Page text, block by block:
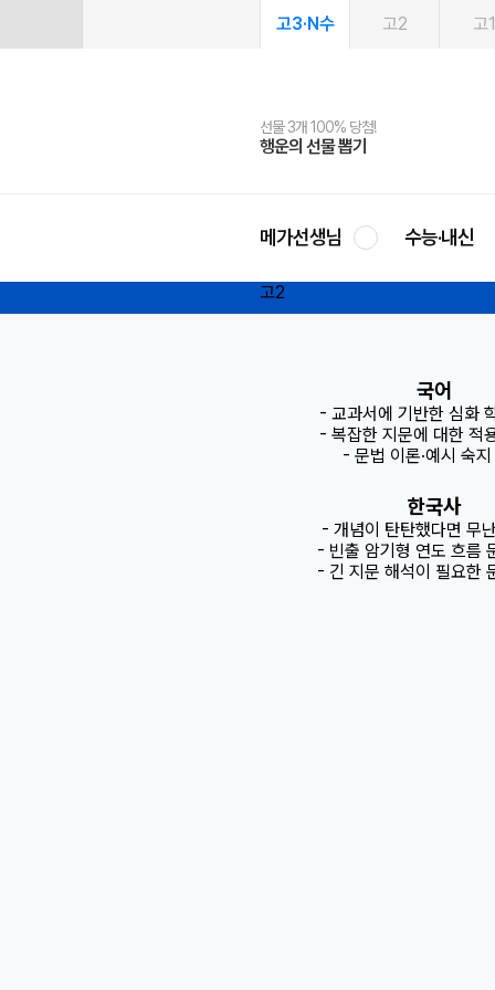
고3·N수 고2 고1
선물 3개 100% 당첨!
행운의 선물 뽑기
선물 100% 증정!
메가스터디 X 올리브
여름방학 스터디 캐시백
메가런 썸머스쿨
2027 러셀 단과
강사 공개선발
스마트러닝앱
설문 EVENT
메가패스
3일 무료 체험권
메가패스 수강생 무료혜택!
메가클럽 멤버십
사회공헌 캠페인
희망이룸 메가나눔
메가선생님 수능·내신
고2
국어
- 교과서에 기반한 심화
- 복잡한 지문에 대한 적
- 문법 이론·예시 숙
한국사
- 개념이 탄탄했다면 무
- 빈출 암기형 연도 흐름
- 긴 지문 해석이 필요한